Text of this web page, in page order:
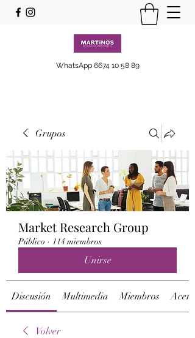
WhatsApp 6674 10 58 89
Grupos
Market Research Group
Público · 114 miembros
Unirse
Discusión Multimedia Miembros
Volver